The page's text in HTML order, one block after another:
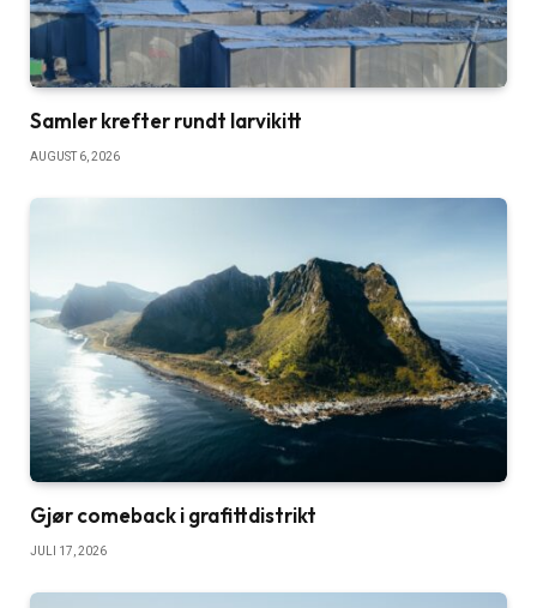
Samler krefter rundt larvikitt
AUGUST 6, 2026
Gjør comeback i grafittdistrikt
JULI 17, 2026